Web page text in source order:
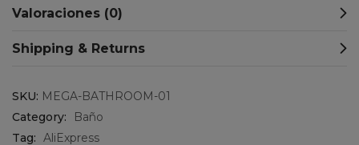
Valoraciones (0)
Shipping & Returns
SKU: MEGA-BATHROOM-01
Category:
Baño
Tag: AliExpress